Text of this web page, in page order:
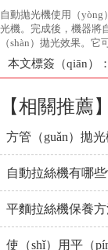
自動拋光機使用（yòng
光機。完成後，機器將
（shàn）拋光效果。
本文標簽（qiān）：
【相關推薦】
方管（guǎn）拋
自動拉絲機有哪些
平麵拉絲機保養
使（shǐ）用平（